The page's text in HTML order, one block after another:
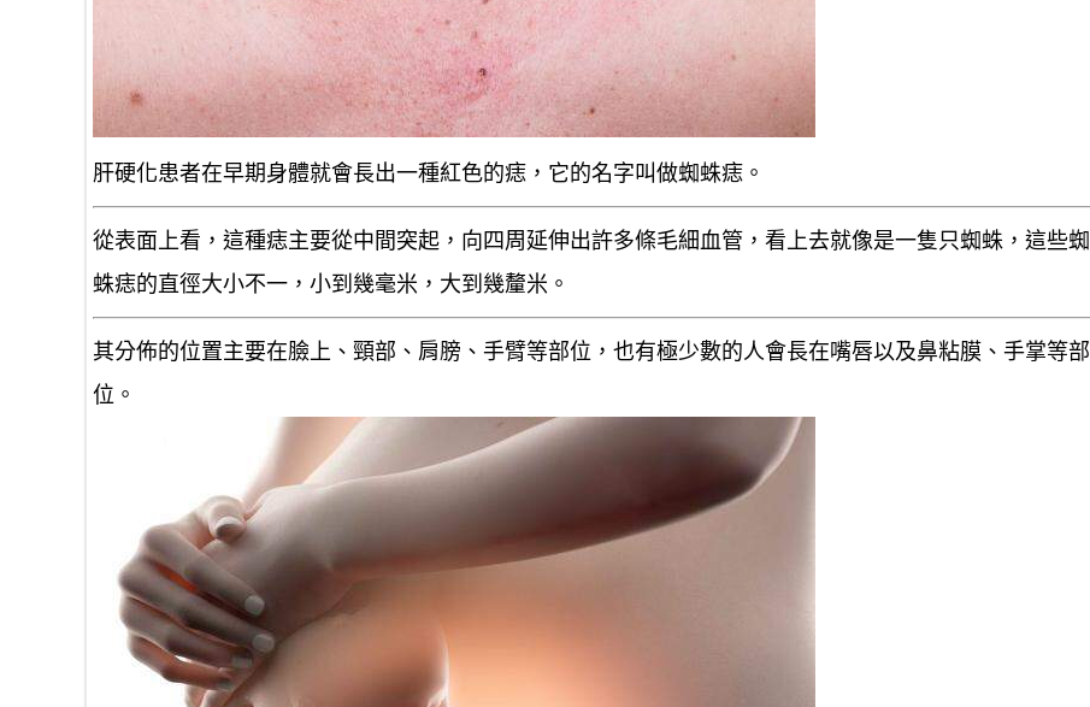
肝硬化患者在早期身體就會長出一種紅色的痣，它的名字叫做蜘蛛痣。
從表面上看，這種痣主要從中間突起，向四周延伸出許多條毛細血管 ，看上去就像是一隻只蜘蛛 ，這些蜘
蛛痣的直徑大小不一， 小到幾毫米，大到幾釐米 。
其分佈的位置主要在臉上、頸部、肩膀、手臂等部位，也有極少數的人會長在嘴唇以及鼻粘膜、手掌等部
位。